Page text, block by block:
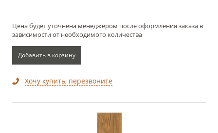
Цена будет уточнена менеджером после оформления заказа в
зависимости от необходимого количества
Добавить в корзину
Хочу купить, перезвоните